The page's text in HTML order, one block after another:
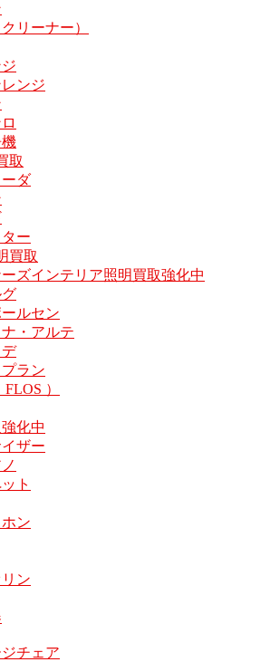
リーナー）
ンジ
取
ダ
ー
買取
ズインテリア照明買取強化中
ルセン
・アルテ
ラン
）
化中
ザー
ト
ン
ン
チェア